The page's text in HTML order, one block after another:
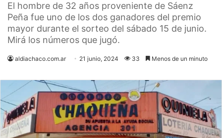
El hombre de 32 años proveniente de Sáenz
Peña fue uno de los dos ganadores del premio
mayor durante el sorteo del sábado 15 de junio.
Mirá los números que jugó.
aldiachaco.com.ar 21 junio, 2024 33 Menos de un minuto